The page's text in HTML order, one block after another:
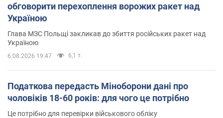
обговорити перехоплення ворожих ракет над
Україною
Глава МЗС Польщі закликав до збиття російських ракет над
Україною
6.08.2026 19:47 6,1 т.
Податкова передасть Міноборони дані про
чоловіків 18-60 років: для чого це потрібно
Це потрібно для перевірки військового обліку